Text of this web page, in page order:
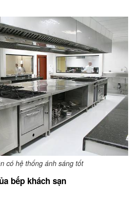
có hệ thống ánh sáng tốt
bếp khách sạn